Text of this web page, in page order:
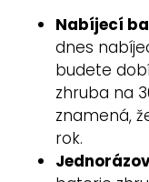
Nabíjecí
dnes
budete
zhruba na
znamená,
rok.